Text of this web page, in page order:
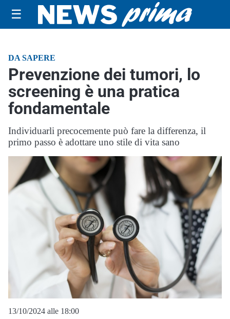
☰
DA SAPERE
Prevenzione dei tumori, lo
screening è una pratica
fondamentale
Individuarli precocemente può fare la differenza, il
primo passo è adottare uno stile di vita sano
13/10/2024 alle 18:00